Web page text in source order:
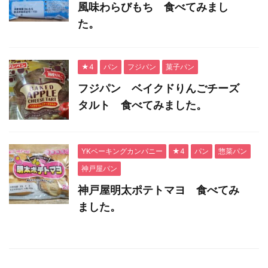
風味わらびもち 食べてみまし
た。
★4 パン フジパン 菓子パン
フジパン ベイクドりんごチーズ
タルト 食べてみました。
YKベーキングカンパニー ★4 パン
惣菜パン
神戸屋パン
神戸屋明太ポテトマヨ 食べてみ
ました。